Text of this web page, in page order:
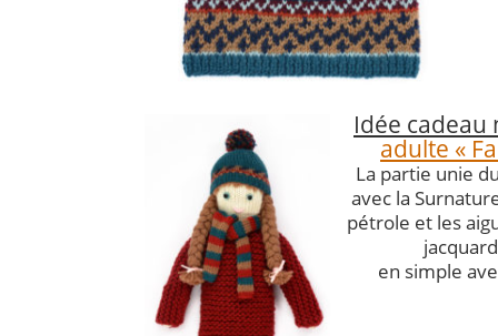
Idée cadeau
adulte «
La partie unie
avec la
pétrole et les
en simple